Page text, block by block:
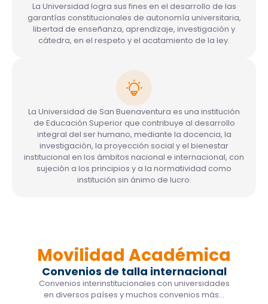
La Universidad logra sus fines en el desarrollo de las
garantías constitucionales de autonomía universitaria,
libertad de enseñanza, aprendizaje, investigación y
cátedra, en el respeto y el acatamiento de la ley.
La Universidad de San Buenaventura es una institución
de Educación Superior que contribuye al desarrollo
integral del ser humano, mediante la docencia, la
investigación, la proyección social y el bienestar
institucional en los ámbitos nacional e internacional, con
sujeción a los principios y a la normatividad como
institución sin ánimo de lucro.
Movilidad Académica
Convenios de talla internacional
Convenios interinstitucionales con universidades
en diversos países y muchos convenios más…